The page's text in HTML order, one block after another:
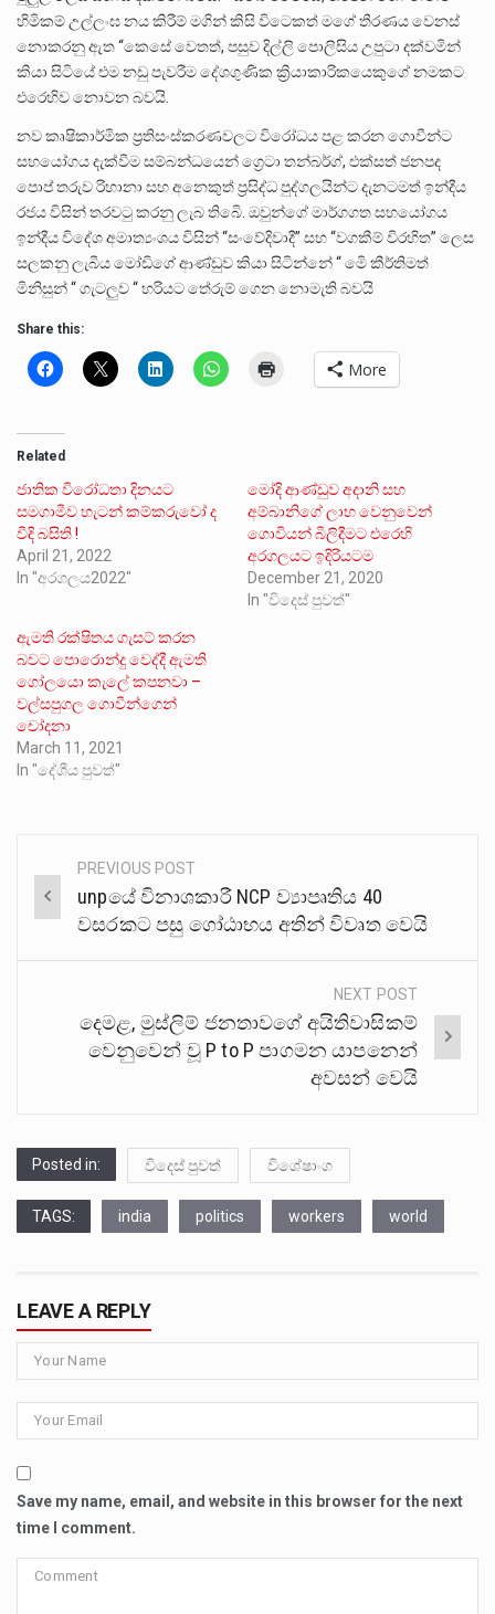
හිමිකම් උල්ලංඝ නය කිරීම් මගින් කිසි විටෙකත් මගේ තීරණය වෙනස්
නොකරනු ඇත ‘‘කෙසේ වෙතත්, පසුව දිල්ලි පොලිසිය උපුටා දක්වමින්
කියා සිටියේ එම නඩු පැවරීම දේශගුණික ක්‍රියාකාරිකයෙකුගේ නමකට
එරෙහිව නොවන බවයි.
නව කෘෂිකාර්මික ප්‍රතිසංස්කරණවලට විරෝධය පළ කරන ගොවීන්ට
සහයෝගය දැක්වීම සම්බන්ධයෙන් ග්‍රෙටා තන්බර්ග්, එක්සත් ජනපද
පොප් තරුව රිහානා සහ අනෙකුත් ප්‍රසිද්ධ පුද්ගලයින්ට දැනටමත් ඉන්දීය
රජය විසින් තරවටු කරනු ලැබ තිබෙි. ඔවුන්ගේ මාර්ගගත සහයෝගය
ඉන්දීය විදේශ අමාත්‍යංශය විසින් “සංවේදිවාදී” සහ “වගකීම් විරහිත” ලෙස
සලකනු ලැබීය මෝඩිගේ ආණ්ඩුව කියා සිටින්නේ ‘‘ මෙි කීර්තිමත්
මිනිසුන් ‘‘ ගැටලුව ‘‘ හරියට තේරුම් ගෙන නොමැති බවයි
Share this:
More
Related
ජාතික විරෝධතා දිනයට
සමගාමීව හැටන් කම්කරුවෝ ද
වීදි බසිති !
April 21, 2022
In "අරගලය2022"
මෝදි ආණ්ඩුව අදානි සහ
අම්බානිගේ ලාභ වෙනුවෙන්
ගොවියන් බිලිදීමට එරෙහි
අරගලයට ඉදිරියටම
December 21, 2020
In "විදෙස් පුවත්"
ඇමති රක්ෂිතය ගැසට් කරන
බවට පොරොන්දු වෙද්දී ඇමති
ගෝලයො කැලේ කපනවා –
වල්සපුගල ගොවීන්ගෙන්
චෝදනා
March 11, 2021
In "දේශීය පුවත්"
Post
navigation
PREVIOUS POST
unpයේ විනාශකාරී NCP ව්‍යාපෘතිය 40
වසරකට පසු ගෝඨාභය අතින් විවෘත වෙයි
NEXT POST
දෙමළ, මුස්ලිම් ජනතාවගේ අයිතිවාසිකම්
වෙනුවෙන් වූ P to P පාගමන යාපනෙන්
අවසන් වෙයි
Posted in: විදෙස් පුවත් විශේෂාංග
TAGS: india politics workers world
LEAVE A REPLY
Save my name, email, and website in this browser for the next
time I comment.